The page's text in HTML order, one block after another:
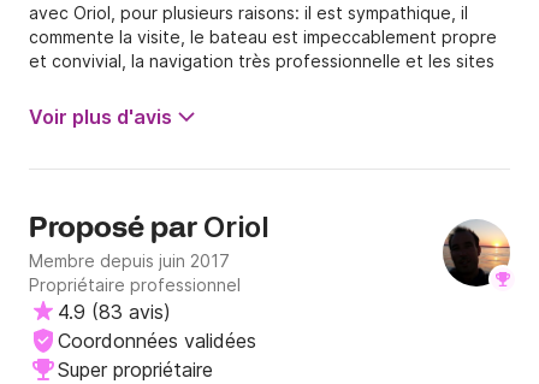
avec Oriol, pour plusieurs raisons: il est sympathique, il
commente la visite, le bateau est impeccablement propre
et convivial, la navigation très professionnelle et les sites
coraux et poissons de toute sorte. Nous le recommandons
vivement!
Voir plus d'avis
Proposé par Oriol
Membre depuis juin 2017
Propriétaire professionnel
4.9 (83 avis)
Coordonnées validées
Super propriétaire